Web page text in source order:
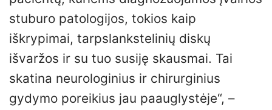
stuburo patologijos, tokios kaip
iškrypimai, tarpslankstelinių diskų
išvaržos ir su tuo susiję skausmai. Tai
skatina neurologinius ir chirurginius
gydymo poreikius jau paauglystėje“, –